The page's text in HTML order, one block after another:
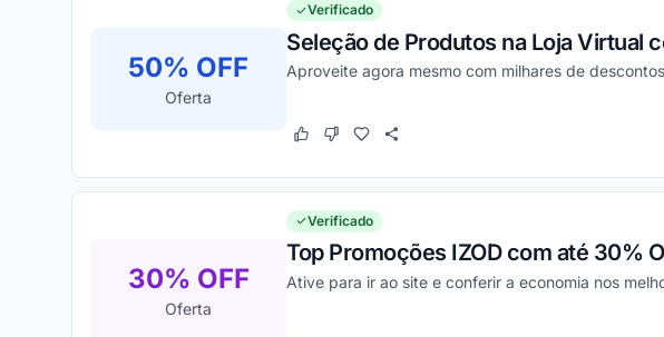
50% OFF
Oferta
Verificado
Seleção de Produtos na Loja Virtual
Aproveite agora mesmo com milhares de
Este cupom funcionou
Este cupom não funcionou
30% OFF
Oferta
Verificado
Top Promoções IZOD com até 30%
Ative para ir ao site e conferir a economia nos